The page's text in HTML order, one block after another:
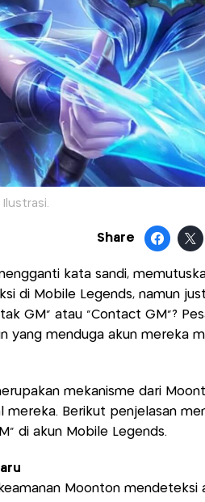
Ilustrasi.
Share
kata sandi,
di Mobile Legends, namun
GM" atau "Contact GM"?
yang menduga akun mereka
mekanisme dari
mereka. Berikut penjelasan
di akun Mobile Legends.
Moonton mendeteksi